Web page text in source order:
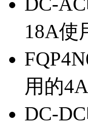
18A使
用的
DC-